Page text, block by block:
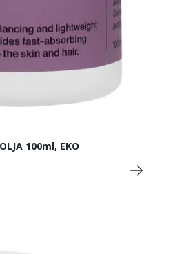
100ml, EKO